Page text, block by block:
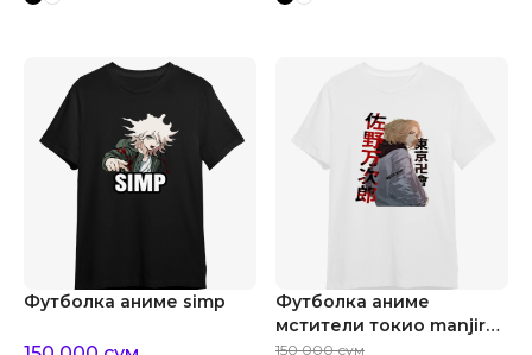
Футболка аниме simp
Футболка аниме
мстители токио manjiro
"mikey" sano
150 000 сум